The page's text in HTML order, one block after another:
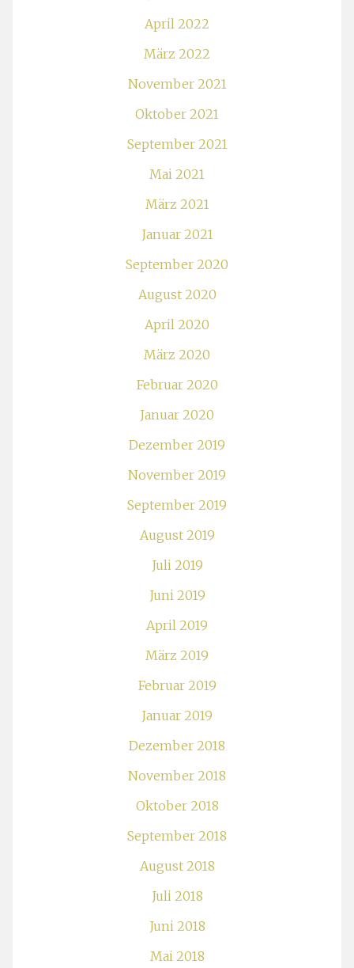
April 2022
März 2022
November 2021
Oktober 2021
September 2021
Mai 2021
März 2021
Januar 2021
September 2020
August 2020
April 2020
März 2020
Februar 2020
Januar 2020
Dezember 2019
November 2019
September 2019
August 2019
Juli 2019
Juni 2019
April 2019
März 2019
Februar 2019
Januar 2019
Dezember 2018
November 2018
Oktober 2018
September 2018
August 2018
Juli 2018
Juni 2018
Mai 2018